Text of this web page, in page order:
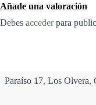
Añade una valoración
Debes accederpara
Paraíso 17, Los Olvera,